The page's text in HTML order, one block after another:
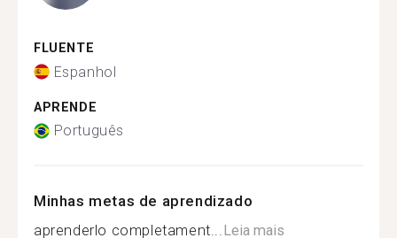
FLUENTE
Espanhol
APRENDE
Português
Minhas metas de aprendizado
aprenderlo completament...Leia mais